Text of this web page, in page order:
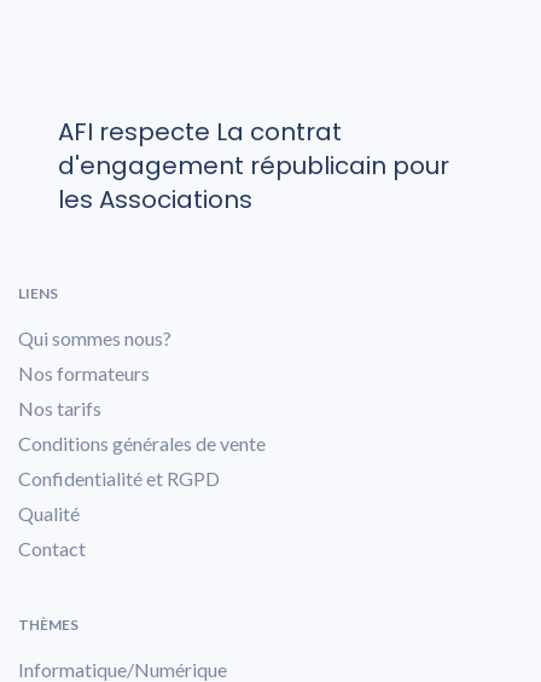
AFI respecte La contrat
d'engagement républicain pour
les Associations
LIENS
Qui sommes nous?
Nos formateurs
Nos tarifs
Conditions générales de vente
Confidentialité et RGPD
Qualité
Contact
THÈMES
Informatique/Numérique